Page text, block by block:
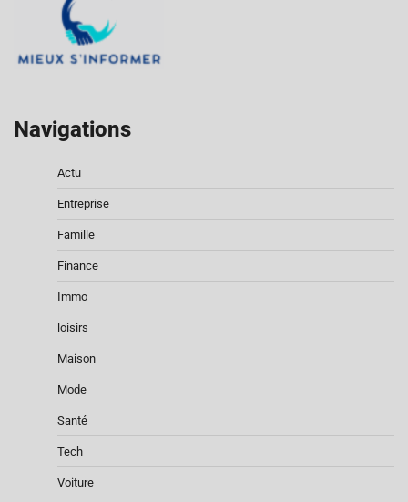
Navigations
Actu
Entreprise
Famille
Finance
Immo
loisirs
Maison
Mode
Santé
Tech
Voiture